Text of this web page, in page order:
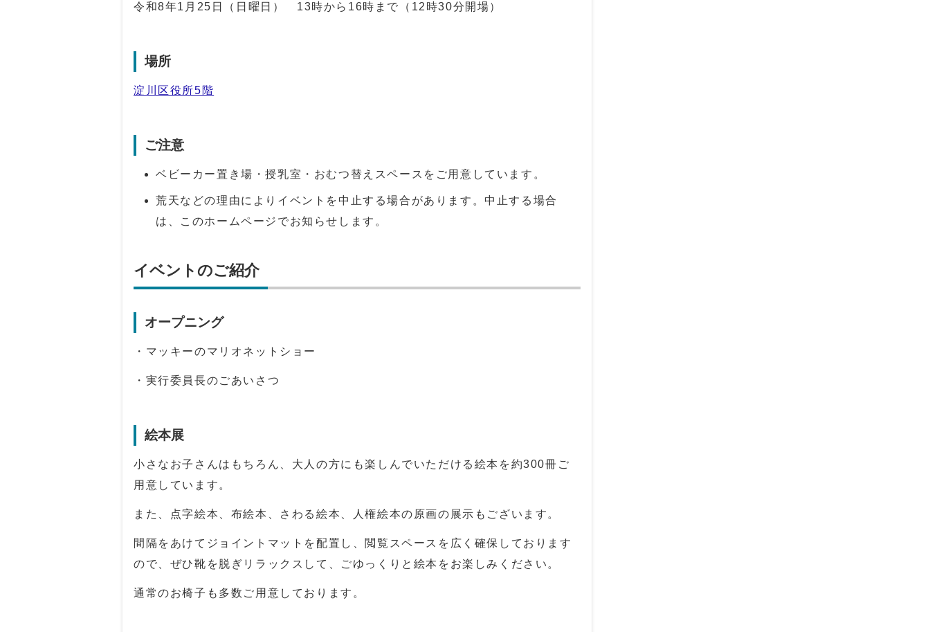
令和8年1月25日（日曜日） 13時から16時まで（12時30分開場）
場所
淀川区役所5階
ご注意
ベビーカー置き場・授乳室・おむつ替えスペースをご用意しています。
荒天などの理由によりイベントを中止する場合があります。中止する場合
は、このホームページでお知らせします。
イベントのご紹介
オープニング
・マッキーのマリオネットショー
・実行委員長のごあいさつ
絵本展
小さなお子さんはもちろん、大人の方にも楽しんでいただける絵本を約300冊ご
用意しています。
また、点字絵本、布絵本、さわる絵本、人権絵本の原画の展示もございます。
間隔をあけてジョイントマットを配置し、閲覧スペースを広く確保しております
ので、ぜひ靴を脱ぎリラックスして、ごゆっくりと絵本をお楽しみください。
通常のお椅子も多数ご用意しております。